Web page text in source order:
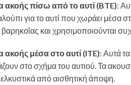
ακοής πίσω από το αυτί (BTE):
για το αυτί που χωράει μέσα
και χρησιμοποιούνται
μέσα στο αυτί (ITE): Αυτά
στο σχήμα του αυτιού. Τα
ελκυστικά από αισθητική άποψη.